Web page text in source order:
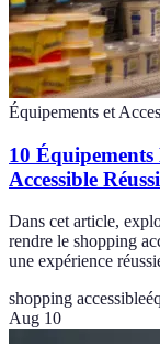
Équipements et
10
Accessible Réussi
Dans cet article,
rendre le shopping
une expérience
shopping accessible
Aug 10